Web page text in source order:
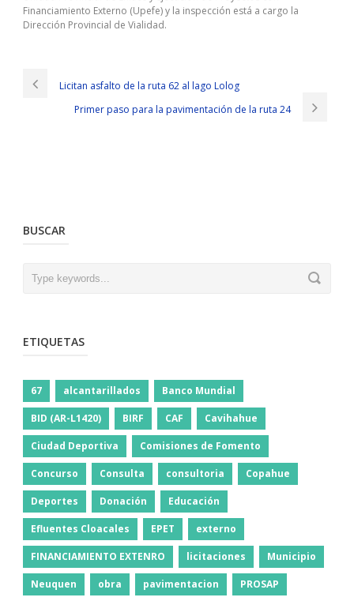
Financiamiento Externo (Upefe) y la inspección está a cargo la
Dirección Provincial de Vialidad.
Licitan asfalto de la ruta 62 al lago Lolog
Primer paso para la pavimentación de la ruta 24
BUSCAR
ETIQUETAS
67 alcantarillados Banco Mundial
BID (AR-L1420) BIRF CAF Cavihahue
Ciudad Deportiva Comisiones de Fomento
Concurso Consulta consultoria Copahue
Deportes Donación Educación
Efluentes Cloacales EPET externo
FINANCIAMIENTO EXTENRO licitaciones Municipio
Neuquen obra pavimentacion PROSAP